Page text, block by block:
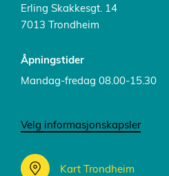
Erling Skakkesgt. 14
7013 Trondheim
Åpningstider
Mandag-fredag 08.00-15.30
Velg informasjonskapsler
Kart Trondheim